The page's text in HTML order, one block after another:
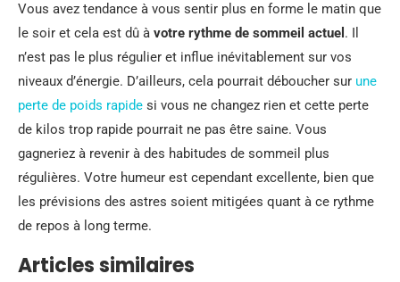
Vous avez tendance à vous sentir plus en forme le matin que
le soir et cela est dû à votre rythme de sommeil actuel . Il
n’est pas le plus régulier et influe inévitablement sur vos
niveaux d’énergie. D’ailleurs, cela pourrait déboucher sur une
perte de poids rapide si vous ne changez rien et cette perte
de kilos trop rapide pourrait ne pas être saine. Vous
gagneriez à revenir à des habitudes de sommeil plus
régulières. Votre humeur est cependant excellente, bien que
les prévisions des astres soient mitigées quant à ce rythme
de repos à long terme.
Articles similaires